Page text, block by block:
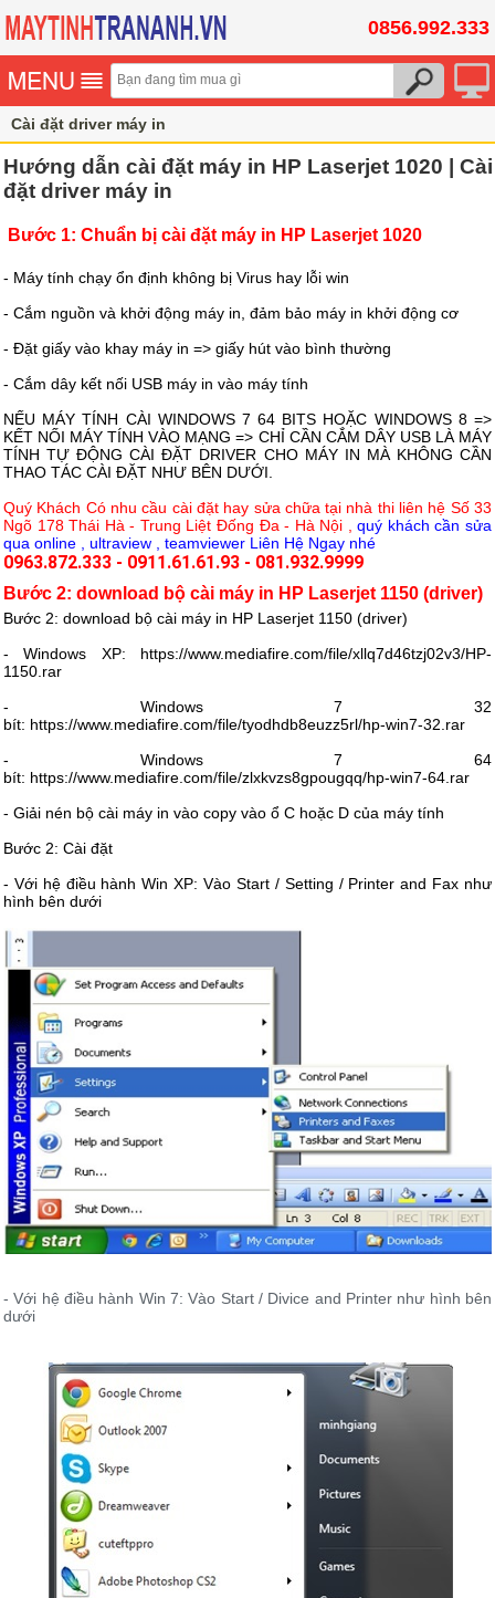
0856.992.333
Cài đặt driver máy in
Hướng dẫn cài đặt máy in HP Laserjet 1020 | Cài
đặt driver máy in
Bước 1: Chuẩn bị cài đặt máy in HP Laserjet 1020
- Máy tính chạy ổn định không bị Virus hay lỗi win
- Cắm nguồn và khởi động máy in, đảm bảo máy in khởi động cơ
- Đặt giấy vào khay máy in => giấy hút vào bình thường
- Cắm dây kết nối USB máy in vào máy tính
NẾU MÁY TÍNH CÀI WINDOWS 7 64 BITS HOẶC WINDOWS 8 =>
KẾT NỐI MÁY TÍNH VÀO MẠNG => CHỈ CẦN CẮM DÂY USB LÀ MÁY
TÍNH TỰ ĐỘNG CÀI ĐẶT DRIVER CHO MÁY IN MÀ KHÔNG CẦN
THAO TÁC CÀI ĐẶT NHƯ BÊN DƯỚI.
Quý Khách Có nhu cầu cài đặt hay sửa chữa tại nhà thi liên hệ Số 33
Ngõ 178 Thái Hà - Trung Liệt Đống Đa - Hà Nội ,quý khách cần sửa
qua online , ultraview , teamviewer Liên Hệ Ngay nhé
0963.872.333 - 0911.61.61.93 - 081.932.9999
Bước 2: download bộ cài máy in HP Laserjet 1150 (driver)
Bước 2: download bộ cài máy in HP Laserjet 1150 (driver)
- Windows XP: https://www.mediafire.com/file/xllq7d46tzj02v3/HP-
1150.rar
- Windows 7 32
bít: https://www.mediafire.com/file/tyodhdb8euzz5rl/hp-win7-32.rar
- Windows 7 64
bít: https://www.mediafire.com/file/zlxkvzs8gpougqq/hp-win7-64.rar
- Giải nén bộ cài máy in vào copy vào ổ C hoặc D của máy tính
Bước 2: Cài đặt
- Với hệ điều hành Win XP: Vào Start / Setting / Printer and Fax như
hình bên dưới
- Với hệ điều hành Win 7: Vào Start / Divice and Printer như hình bên
dưới